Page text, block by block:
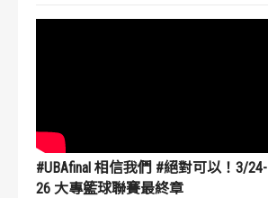
#UBAfinal 相信我們 #絕對可以！3/24-
26 大專籃球聯賽最終章